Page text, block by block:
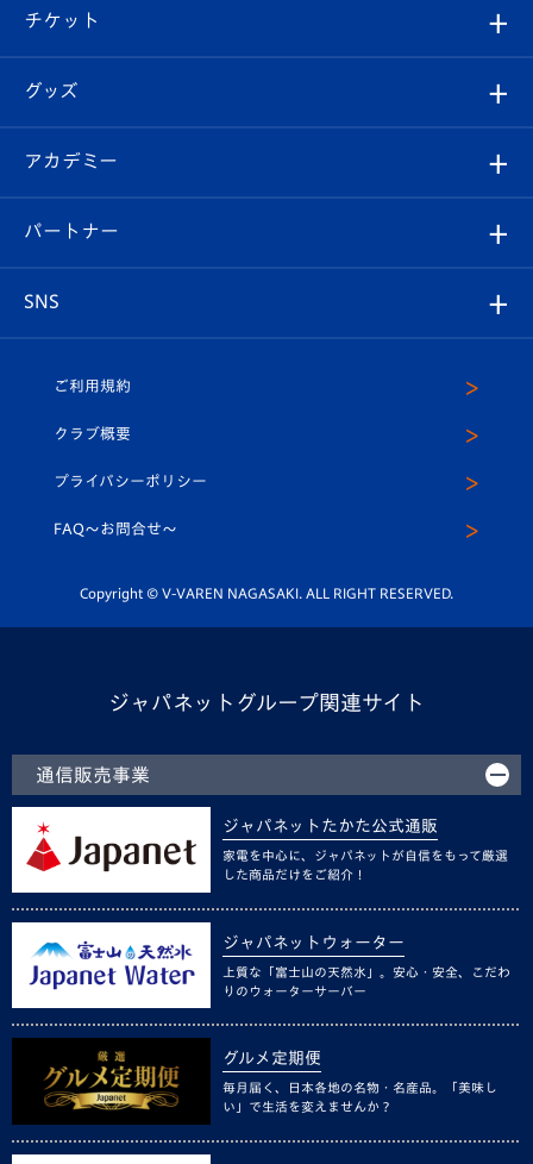
チケット
イベント
メディア
ホームタウン
エンブレム紹介
スタッフプロフィール
マスコット紹介
平和祈念活動
ホームタウン活動
はじめての観戦ガイド
Revive Team
ヴィヴィくんの長崎おもてなしガイド
試合日程/結果
フォトギャラリー
スタジアムグルメ
チケット
チケット
V-LOVERS（ファンクラブ）
プレイヤーズスイート
グッズ
オンラインショップ
店舗情報
アカデミー
育成からのお知らせ
U-18
スクール
パートナー
SNS
ヴィヴィくんインスタグラム
公式LINE＠
ご利用規約
クラブ概要
プライバシーポリシー
FAQ〜お問合せ〜
Copyright © V-VAREN NAGASAKI. ALL RIGHT RESERVED.
ジャパネットグループ関連サイト
通信販売事業
ジャパネットたかた公式通販
家電を中心に、ジャパネットが自信をもって厳選
した商品だけをご紹介！
ジャパネットウォーター
上質な「富士山の天然水」。安心・安全、こだわ
りのウォーターサーバー
グルメ定期便
毎月届く、日本各地の名物・名産品。「美味し
い」で生活を変えませんか？